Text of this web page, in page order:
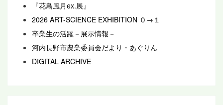
『花鳥風月ex.展』
2026 ART-SCIENCE EXHIBITION ０→１
卒業生の活躍－展示情報－
河内長野市農業委員会だより・あぐりん
DIGITAL ARCHIVE